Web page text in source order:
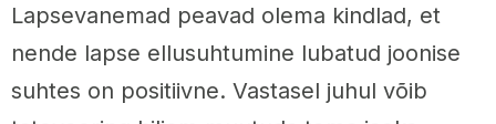
Lapsevanemad peavad olema kindlad, et
nende lapse ellusuhtumine lubatud joonise
suhtes on positiivne. Vastasel juhul võib